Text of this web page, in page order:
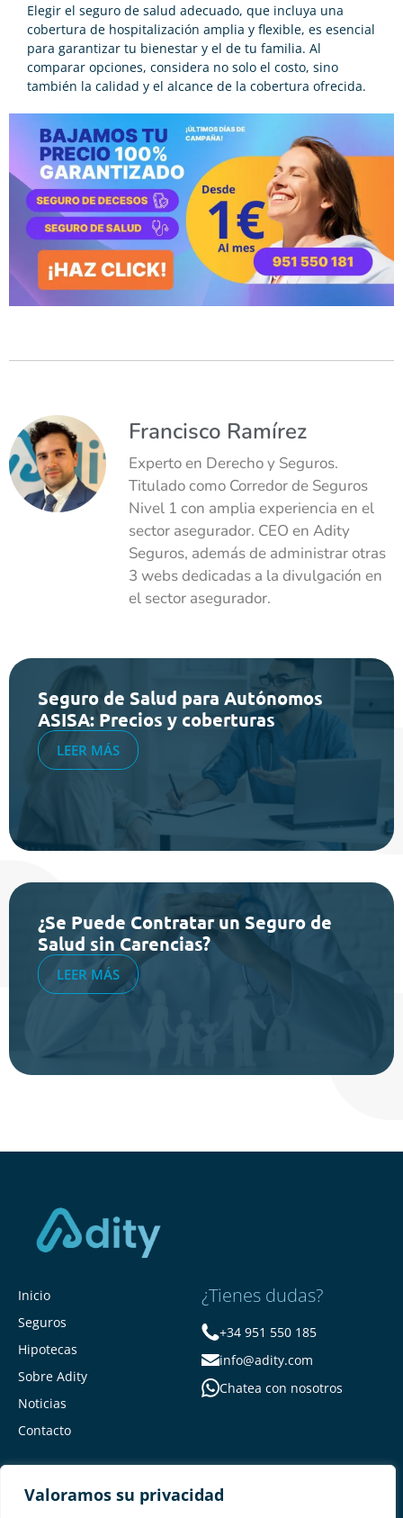
Valoramos su privacidad
Elegir el seguro de salud adecuado, que incluya una
cobertura de hospitalización amplia y flexible, es esencial
para garantizar tu bienestar y el de tu familia. Al
comparar opciones, considera no solo el costo, sino
también la calidad y el alcance de la cobertura ofrecida.
Francisco Ramírez
Experto en Derecho y Seguros.
Titulado como Corredor de Seguros
Nivel 1 con amplia experiencia en el
sector asegurador. CEO en Adity
Seguros, además de administrar otras
3 webs dedicadas a la divulgación en
el sector asegurador.
Seguro de Salud para Autónomos
ASISA: Precios y coberturas
LEER MÁS
¿Se Puede Contratar un Seguro de
Salud sin Carencias?
LEER MÁS
Inicio
Seguros
Hipotecas
Sobre Adity
Noticias
Contacto
¿Tienes dudas?
+34 951 550 185
info@adity.com
Chatea con nosotros